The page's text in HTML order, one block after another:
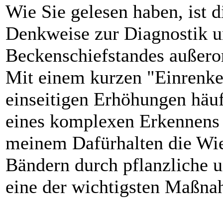
Wie Sie gelesen haben, ist
Denkweise zur Diagnostik
Beckenschiefstandes
Mit einem kurzen
einseitigen Erhöhungen
eines komplexen
meinem Dafürhalten die
Bändern durch pflanzliche
eine der wichtigsten